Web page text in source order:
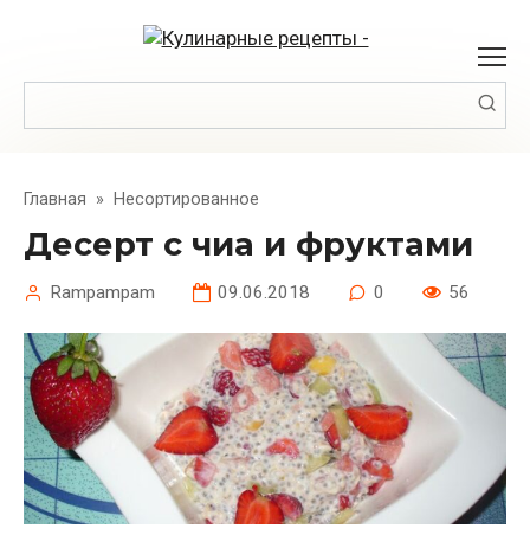
Главная » Несортированное
Десерт с чиа и фруктами
Rampampam 09.06.2018 0 56